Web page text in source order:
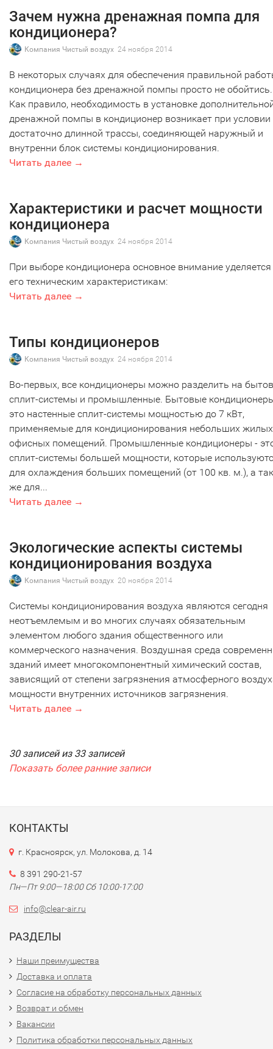
Зачем нужна дренажная помпа для
кондиционера?
Компания Чистый воздух 24 ноября 2014
В некоторых случаях для обеспечения правильной
кондиционера без дренажной помпы просто не обойтись.
Как правило, необходимость в установке
дренажной помпы в кондиционер возникает при условии
достаточно длинной трассы, соединяющей наружный и
внутренни блок системы кондиционирования.
Читать далее →
Характеристики и расчет мощности
кондиционера
Компания Чистый воздух 24 ноября 2014
При выборе кондиционера основное внимание уделяется
его техническим характеристикам:
Читать далее →
Типы кондиционеров
Компания Чистый воздух 24 ноября 2014
Во-первых, все кондиционеры можно разделить на
сплит-системы и промышленные. Бытовые
это настенные сплит-системы мощностью до 7 кВт,
применяемые для кондиционирования небольших
офисных помещений. Промышленные кондиционеры -
сплит-системы большей мощности, которые
для охлаждения больших помещений (от 100 кв. м.), а так
же для...
Читать далее →
Экологические аспекты системы
кондиционирования воздуха
Компания Чистый воздух 20 ноября 2014
Системы кондиционирования воздуха являются сегодня
неотъемлемым и во многих случаях обязательным
элементом любого здания общественного или
коммерческого назначения. Воздушная среда
зданий имеет многокомпонентный химический состав,
зависящий от степени загрязнения атмосферного
мощности внутренних источников загрязнения.
Читать далее →
30 записей из 33 записей
Показать более ранние записи
КОНТАКТЫ
г. Красноярск, ул. Молокова, д. 14
8 391 290-21-57
Пн—Пт 9:00—18:00 Сб 10:00-17:00
info@clear-air.ru
РАЗДЕЛЫ
Наши преимущества
Доставка и оплата
Согласие на обработку персональных данных
Возврат и обмен
Вакансии
Политика обработки персональных данных